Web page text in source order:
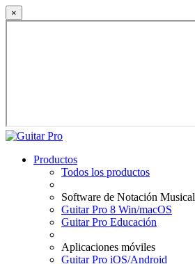
×
Productos
Todos los productos
Software de Notación Musical
Guitar Pro 8 Win/macOS
Guitar Pro Educación
Aplicaciones móviles
Guitar Pro iOS/Android